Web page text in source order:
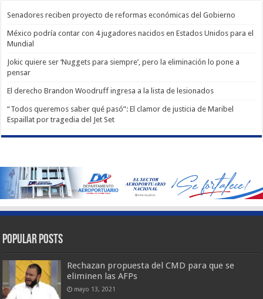
Senadores reciben proyecto de reformas económicas del Gobierno
México podría contar con 4 jugadores nacidos en Estados Unidos para el
Mundial
Jokic quiere ser ‘Nuggets para siempre’, pero la eliminación lo pone a
pensar
El derecho Brandon Woodruff ingresa a la lista de lesionados
“Todos queremos saber qué pasó”: El clamor de justicia de Maribel
Espaillat por tragedia del Jet Set
Popular Posts
Rechazan propuesta del CMD para que se
eliminen las AFPs
mayo 13, 2021